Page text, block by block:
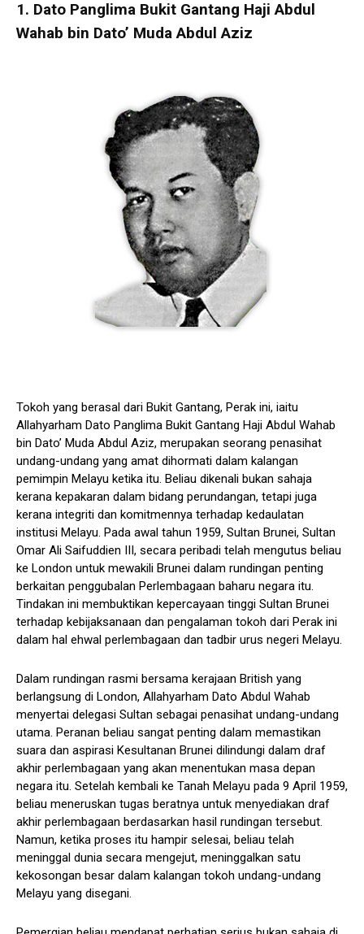
1. Dato Panglima Bukit Gantang Haji Abdul
Wahab bin Dato’ Muda Abdul Aziz
Tokoh yang berasal dari Bukit Gantang, Perak ini, iaitu
Allahyarham Dato Panglima Bukit Gantang Haji Abdul Wahab
bin Dato’ Muda Abdul Aziz, merupakan seorang penasihat
undang-undang yang amat dihormati dalam kalangan
pemimpin Melayu ketika itu. Beliau dikenali bukan sahaja
kerana kepakaran dalam bidang perundangan, tetapi juga
kerana integriti dan komitmennya terhadap kedaulatan
institusi Melayu. Pada awal tahun 1959, Sultan Brunei, Sultan
Omar Ali Saifuddien III, secara peribadi telah mengutus beliau
ke London untuk mewakili Brunei dalam rundingan penting
berkaitan penggubalan Perlembagaan baharu negara itu.
Tindakan ini membuktikan kepercayaan tinggi Sultan Brunei
terhadap kebijaksanaan dan pengalaman tokoh dari Perak ini
dalam hal ehwal perlembagaan dan tadbir urus negeri Melayu.
Dalam rundingan rasmi bersama kerajaan British yang
berlangsung di London, Allahyarham Dato Abdul Wahab
menyertai delegasi Sultan sebagai penasihat undang-undang
utama. Peranan beliau sangat penting dalam memastikan
suara dan aspirasi Kesultanan Brunei dilindungi dalam draf
akhir perlembagaan yang akan menentukan masa depan
negara itu. Setelah kembali ke Tanah Melayu pada 9 April 1959,
beliau meneruskan tugas beratnya untuk menyediakan draf
akhir perlembagaan berdasarkan hasil rundingan tersebut.
Namun, ketika proses itu hampir selesai, beliau telah
meninggal dunia secara mengejut, meninggalkan satu
kekosongan besar dalam kalangan tokoh undang-undang
Melayu yang disegani.